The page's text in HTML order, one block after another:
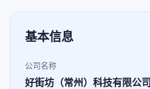
基本信息
公司名称
好街坊（常州）科技有限公司